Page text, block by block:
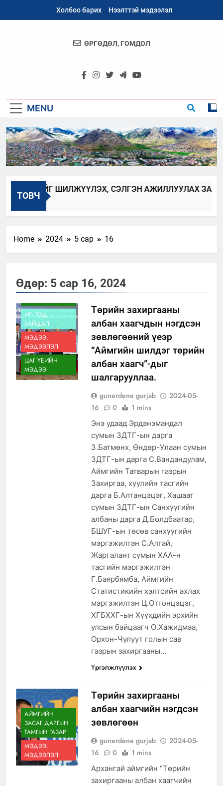
Холбоо барих Нээлттэй мэдээлэл
Архангай
ӨРГӨДӨЛ, ГОМДОЛ
MENU
ТОВЧ
ШИЛЖҮҮЛЭХ, СЭЛГЭН АЖИЛЛУУЛАХ ЗАР
Home 2024 5 сар 16
Өдөр: 5 сар 16, 2024
АЙМГИЙН
ЗАСАГ ДАРГЫН
ИЛ ТОД
БАЙДАЛ
МЭДЭЭ,
МЭДЭЭЛЭЛ
ЦАГ ҮЕИЙН
МЭДЭЭ
Төрийн захиргааны
албан хаагчдын нэгдсэн
зөвлөгөөний үеэр
“Аймгийн шилдэг төрийн
албан хаагч”-дыг
шалгарууллаа.
gunerdene gurjab
2024-05-
16
0 1 mins
Энэ удаад Эрдэнэмандал
сумын ЗДТГ-ын дарга
З.Батмөнх, Өндөр-Улаан сумын
ЗДТГ-ын дарга С.Вандандулам,
Аймгийн Татварын газрын
Захиргаа, хуулийн тасгийн
дарга Б.Алтанцэцэг, Хашаат
сумын ЗДТГ-ын Санхүүгийн
албаны дарга Д.Болдбаатар,
БШУГ-ын төсөв санхүүгийн
мэргэжилтэн С.Алтай,
Жаргалант сумын ХАА-н
тасгийн мэргэжилтэн
Г.Баярбямба, Аймгийн
Статистикийн хэлтсийн ахлах
мэргэжилтэн Ц.Отгонцэцэг,
ХГБХХГ-ын Хүүхдийн эрхийн
улсын байцаагч О.Хажидмаа,
Орхон-Чулуут голын сав
газрын захиргааны…
Үргэлжлүүлэх
АЙМГИЙН
ЗАСАГ ДАРГЫН
ТАМГЫН ГАЗАР
МЭДЭЭ,
МЭДЭЭЛЭЛ
Төрийн захиргааны
албан хаагчийн нэгдсэн
зөвлөгөөн
gunerdene gurjab
2024-05-
16
0 1 mins
Архангай аймгийн “Төрийн
захиргааны албан хаагчийн